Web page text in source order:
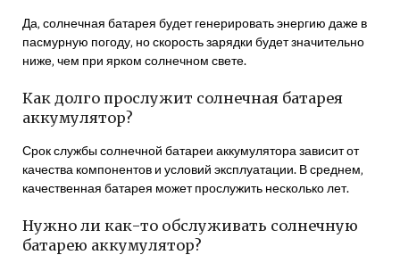
Да‚ солнечная батарея будет генерировать энергию даже в
пасмурную погоду‚ но скорость зарядки будет значительно
ниже‚ чем при ярком солнечном свете.
Как долго прослужит солнечная батарея
аккумулятор?
Срок службы солнечной батареи аккумулятора зависит от
качества компонентов и условий эксплуатации. В среднем‚
качественная батарея может прослужить несколько лет.
Нужно ли как-то обслуживать солнечную
батарею аккумулятор?